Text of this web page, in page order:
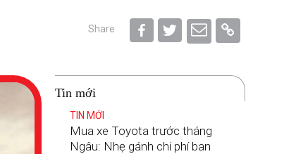
Share
Tin mới
TIN MỚI
Mua xe Toyota trước tháng
Ngâu: Nhẹ gánh chi phí ban